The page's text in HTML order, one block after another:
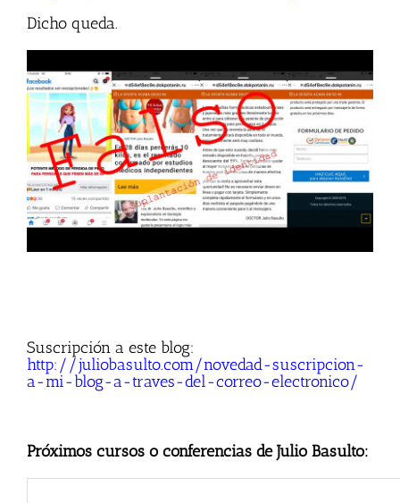
Dicho queda.
Suscripción a este blog:
http://juliobasulto.com/novedad-suscripcion-
a-mi-blog-a-traves-del-correo-electronico/
Próximos cursos o conferencias de Julio Basulto: